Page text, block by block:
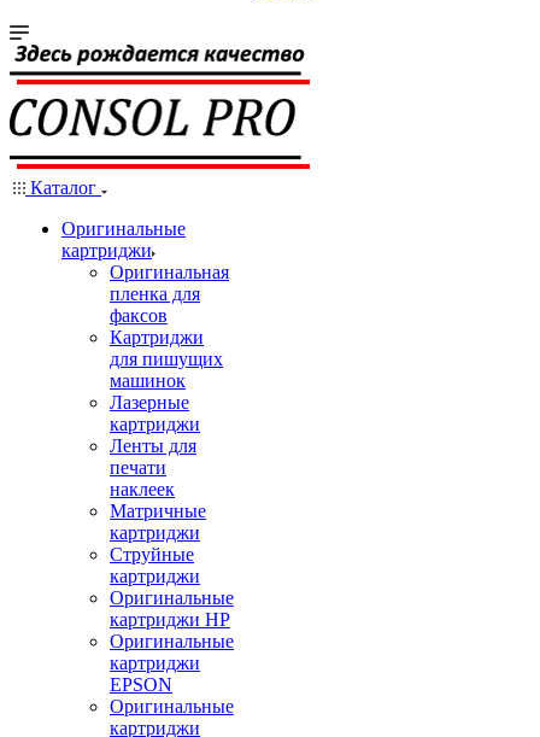
Каталог
Оригинальные
картриджи
Оригинальная
пленка для
факсов
Картриджи
для пишущих
машинок
Лазерные
картриджи
Ленты для
печати
наклеек
Матричные
картриджи
Струйные
картриджи
Оригинальные
картриджи HP
Оригинальные
картриджи
EPSON
Оригинальные
картриджи